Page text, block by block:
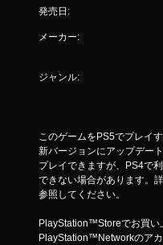
発売日:
メーカー:
ジャンル:
このゲームをPS5でプレイ
新バージョンにアップデー
プレイできますが、PS4で
できない場合があります。
参照してください。
PlayStation™Storeでお買い
PlayStation™Networkのア